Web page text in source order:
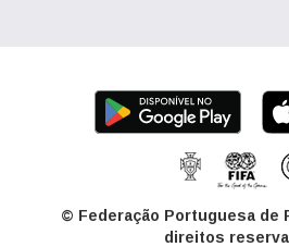
© Federação Portuguesa de
direitos